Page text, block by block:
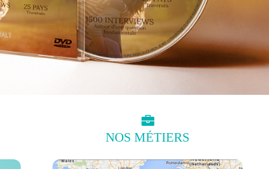
NOS MÉTIERS